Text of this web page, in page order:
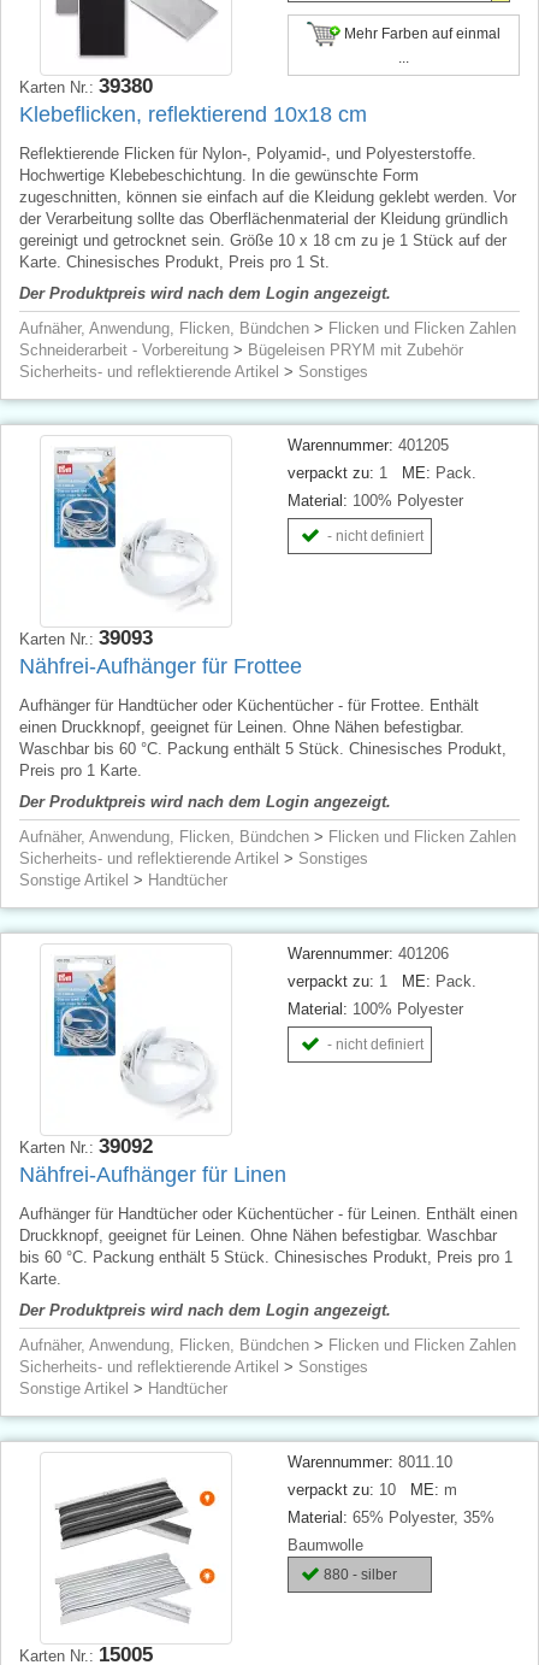
Mehr Farben auf einmal
Karten Nr.: 39380
Klebeflicken, reflektierend 10x18 cm
Reflektierende Flicken für Nylon-, Polyamid‑, und Polyesterstoffe.
Hochwertige Klebebeschichtung. In die gewünschte Form
zugeschnitten, können sie einfach auf die Kleidung geklebt werden. Vor
der Verarbeitung sollte das Oberflächenmaterial der Kleidung gründlich
gereinigt und getrocknet sein. Größe 10 x 18 cm zu je 1 Stück auf der
Karte. Chinesisches Produkt, Preis pro 1 St.
Der Produktpreis wird nach dem Login angezeigt.
Aufnäher, Anwendung, Flicken, Bündchen > Flicken und Flicken Zahlen
Schneiderarbeit - Vorbereitung > Bügeleisen PRYM mit Zubehör
Sicherheits- und reflektierende Artikel > Sonstiges
Warennummer: 401205
verpackt zu: 1 ME: Pack.
Material: 100% Polyester
- nicht definiert
Karten Nr.: 39093
Nähfrei-Aufhänger für Frottee
Aufhänger für Handtücher oder Küchentücher - für Frottee. Enthält
einen Druckknopf, geeignet für Leinen. Ohne Nähen befestigbar.
Waschbar bis 60 °C. Packung enthält 5 Stück. Chinesisches Produkt,
Preis pro 1 Karte.
Der Produktpreis wird nach dem Login angezeigt.
Aufnäher, Anwendung, Flicken, Bündchen > Flicken und Flicken Zahlen
Sicherheits- und reflektierende Artikel > Sonstiges
Sonstige Artikel > Handtücher
Warennummer: 401206
verpackt zu: 1 ME: Pack.
Material: 100% Polyester
- nicht definiert
Karten Nr.: 39092
Nähfrei-Aufhänger für Linen
Aufhänger für Handtücher oder Küchentücher - für Leinen. Enthält einen
Druckknopf, geeignet für Leinen. Ohne Nähen befestigbar. Waschbar
bis 60 °C. Packung enthält 5 Stück. Chinesisches Produkt, Preis pro 1
Karte.
Der Produktpreis wird nach dem Login angezeigt.
Aufnäher, Anwendung, Flicken, Bündchen > Flicken und Flicken Zahlen
Sicherheits- und reflektierende Artikel > Sonstiges
Sonstige Artikel > Handtücher
Warennummer: 8011.10
verpackt zu: 10 ME: m
Material: 65% Polyester, 35%
Baumwolle
880 - silber
Karten Nr.: 15005